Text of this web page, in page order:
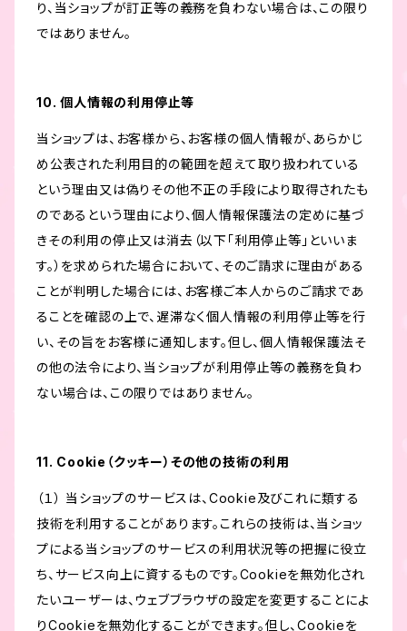
り、当ショップが訂正等の義務を負わない場合は、この限り
ではありません。
10. 個人情報の利用停止等
当ショップは、お客様から、お客様の個人情報が、あらかじ
め公表された利用目的の範囲を超えて取り扱われている
という理由又は偽りその他不正の手段により取得されたも
のであるという理由により、個人情報保護法の定めに基づ
きその利用の停止又は消去（以下「利用停止等」といいま
す。）を求められた場合において、そのご請求に理由がある
ことが判明した場合には、お客様ご本人からのご請求であ
ることを確認の上で、遅滞なく個人情報の利用停止等を行
い、その旨をお客様に通知します。但し、個人情報保護法そ
の他の法令により、当ショップが利用停止等の義務を負わ
ない場合は、この限りではありません。
11. Cookie（クッキー）その他の技術の利用
（１） 当ショップのサービスは、Cookie及びこれに類する
技術を利用することがあります。これらの技術は、当ショッ
プによる当ショップのサービスの利用状況等の把握に役立
ち、サービス向上に資するものです。Cookieを無効化され
たいユーザーは、ウェブブラウザの設定を変更することによ
りCookieを無効化することができます。但し、Cookieを